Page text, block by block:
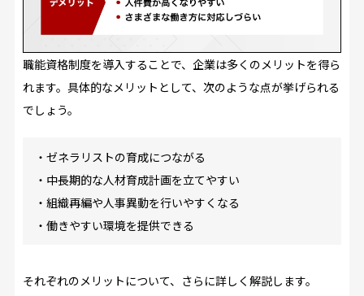
職能資格制度を導入することで、企業は多くのメリットを得ら
れます。具体的なメリットとして、次のような点が挙げられる
でしょう。
・ゼネラリストの育成につながる
・中長期的な人材育成計画を立てやすい
・組織再編や人事異動を行いやすくなる
・働きやすい環境を提供できる
それぞれのメリットについて、さらに詳しく解説します。